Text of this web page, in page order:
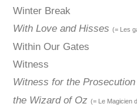
Winter Break
With Love and Hisses (= Les
Within Our Gates
Witness
Witness for the Prosecution
the Wizard of Oz (= Le Magicien